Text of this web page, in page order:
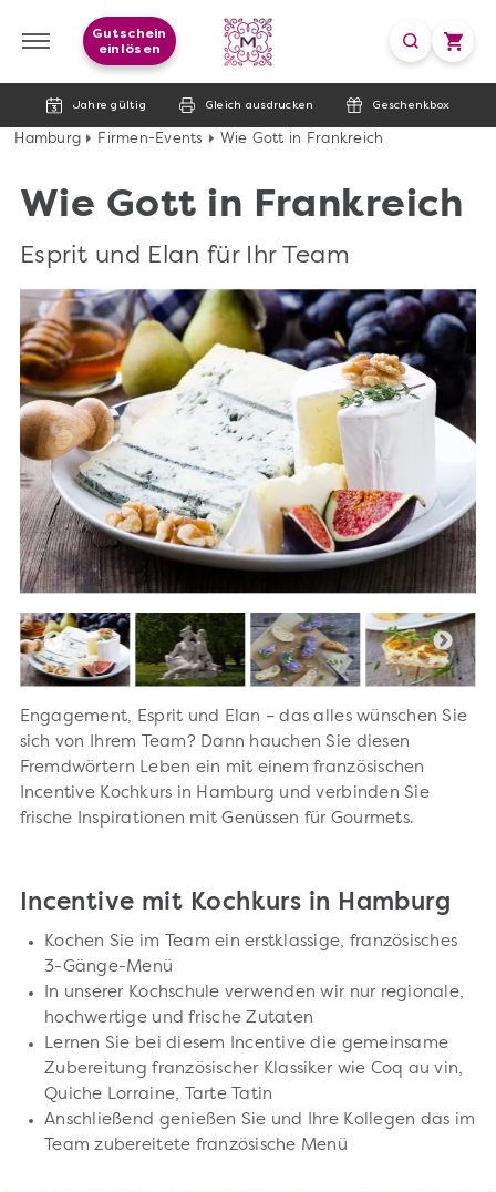
Jahre gültig Gleich ausdrucken Geschenkbox
Gutschein
einlösen
Hamburg Firmen-Events Wie Gott in Frankreich
Wie Gott in Frankreich
Esprit und Elan für Ihr Team
Engagement, Esprit und Elan – das alles wünschen Sie
sich von Ihrem Team? Dann hauchen Sie diesen
Fremdwörtern Leben ein mit einem französischen
Incentive Kochkurs in Hamburg und verbinden Sie
frische Inspirationen mit Genüssen für Gourmets.
Incentive mit Kochkurs in Hamburg
Kochen Sie im Team ein erstklassige, französisches
3-Gänge-Menü
In unserer Kochschule verwenden wir nur regionale,
hochwertige und frische Zutaten
Lernen Sie bei diesem Incentive die gemeinsame
Zubereitung französischer Klassiker wie Coq au vin,
Quiche Lorraine, Tarte Tatin
Anschließend genießen Sie und Ihre Kollegen das im
Team zubereitete französische Menü